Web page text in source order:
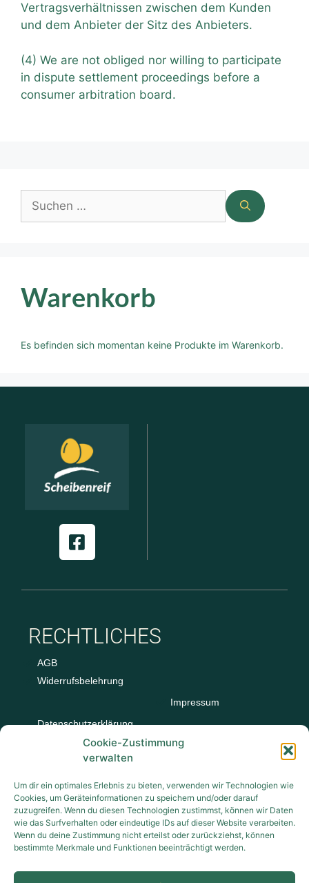
Cookie-Zustimmung
verwalten
Um dir ein optimales Erlebnis zu bieten, verwenden wir Technologien wie
Cookies, um Geräteinformationen zu speichern und/oder darauf
zuzugreifen. Wenn du diesen Technologien zustimmst, können wir Daten
wie das Surfverhalten oder eindeutige IDs auf dieser Website verarbeiten.
Wenn du deine Zustimmung nicht erteilst oder zurückziehst, können
bestimmte Merkmale und Funktionen beeinträchtigt werden.
Vertragsverhältnissen zwischen dem Kunden
und dem Anbieter der Sitz des Anbieters.
(4) We are not obliged nor willing to participate
in dispute settlement proceedings before a
consumer arbitration board.
Warenkorb
Es befinden sich momentan keine Produkte im Warenkorb.
RECHTLICHES
AGB
Widerrufsbelehrung
Impressum
Datenschutzerklärung
KONTAKT